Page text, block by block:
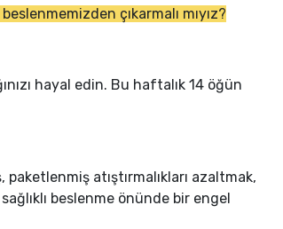
çıkarmalı mıyız?
hayal edin. Bu haftalık 14 öğün
atıştırmalıkları azaltmak,
beslenme önünde bir engel